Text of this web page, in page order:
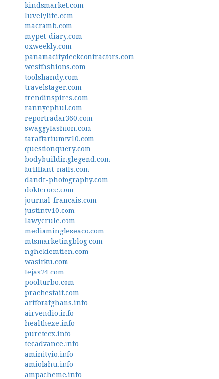
kindsmarket.com
luvelylife.com
macramb.com
mypet-diary.com
oxweekly.com
panamacitydeckcontractors.com
westfashions.com
toolshandy.com
travelstager.com
trendinspires.com
rannyephul.com
reportradar360.com
swaggyfashion.com
taraftariumtv10.com
questionquery.com
bodybuildinglegend.com
brilliant-nails.com
dandr-photography.com
dokteroce.com
journal-francais.com
justintv10.com
lawyerule.com
mediamingleseaco.com
mtsmarketingblog.com
nghekiemtien.com
wasirku.com
tejas24.com
poolturbo.com
prachestait.com
artforafghans.info
airvendio.info
healthexe.info
puretecx.info
tecadvance.info
aminityio.info
amiolahu.info
ampacheme.info